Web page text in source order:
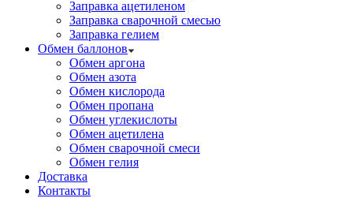
Заправка ацетиленом
Заправка сварочной смесью
Заправка гелием
Обмен баллонов
Обмен аргона
Обмен азота
Обмен кислорода
Обмен пропана
Обмен углекислоты
Обмен ацетилена
Обмен сварочной смеси
Обмен гелия
Доставка
Контакты